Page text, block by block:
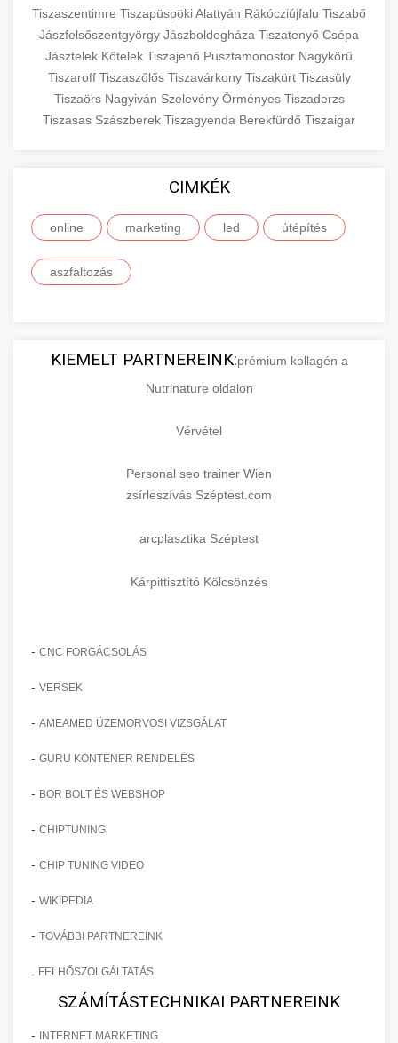
Tiszaszentimre TiszapüspökiAlattyán Rákócziújfalu Tiszabő
Jászfelsőszentgyörgy Jászboldogháza Tiszatenyő Csépa
Jásztelek Kőtelek Tiszajenő Pusztamonostor Nagykörű
Tiszaroff Tiszaszőlős Tiszavárkony Tiszakürt Tiszasüly
Tiszaörs Nagyiván Szelevény Örményes Tiszaderzs
Tiszasas Szászberek Tiszagyenda Berekfürdő Tiszaigar
CIMKÉK
online marketing led útépítés
aszfaltozás
KIEMELT PARTNEREINK:prémium kollagén a
Nutrinature oldalon
Vérvétel
Personal seo trainer Wien
zsírleszívás Széptest.com
arcplasztika Széptest
Kárpittisztító Kölcsönzés
- CNC FORGÁCSOLÁS
- VERSEK
- AMEAMED ÜZEMORVOSI VIZSGÁLAT
- GURU KONTÉNER RENDELÉS
- BOR BOLT ÉS WEBSHOP
- CHIPTUNING
- CHIP TUNING VIDEO
- WIKIPEDIA
- TOVÁBBI PARTNEREINK
FELHŐSZOLGÁLTATÁS
SZÁMÍTÁSTECHNIKAI PARTNEREINK
- INTERNET MARKETING